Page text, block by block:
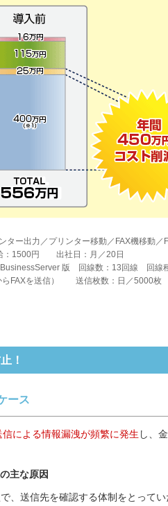
出力／プリンター移動／FAX機移動／
1500円 出社日：月／20日
版 回線数：13回線 回線
FAXを送信） 送信枚数：日／5000
！
ース
信による情報漏洩が頻繁に発生 し、
主な原因
、送信先を確認する体制をとって